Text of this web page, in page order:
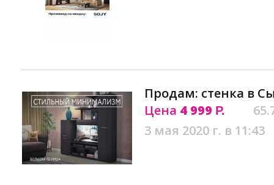
Продам: стенка в
Цена 4 999 Р.
3 мая 2020 г. в 11:43